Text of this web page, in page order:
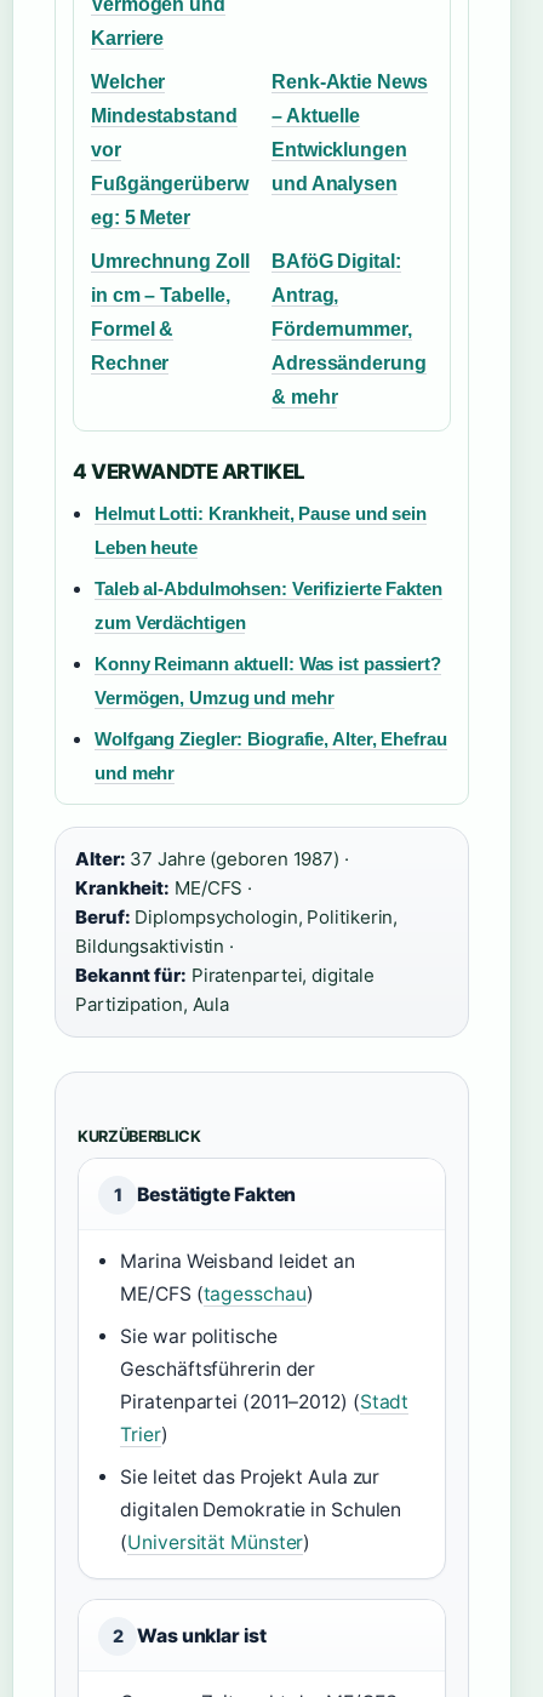
Vermögen und
Karriere
Welcher
Mindestabstand
vor
Fußgängerüberw
eg: 5 Meter
Renk-Aktie News
– Aktuelle
Entwicklungen
und Analysen
Umrechnung Zoll
in cm – Tabelle,
Formel &
Rechner
BAföG Digital:
Antrag,
Fördernummer,
Adressänderung
& mehr
4 VERWANDTE ARTIKEL
Helmut Lotti: Krankheit, Pause und sein
Leben heute
Taleb al-Abdulmohsen: Verifizierte Fakten
zum Verdächtigen
Konny Reimann aktuell: Was ist passiert?
Vermögen, Umzug und mehr
Wolfgang Ziegler: Biografie, Alter, Ehefrau
und mehr
Alter: 37 Jahre (geboren 1987) ·
Krankheit: ME/CFS ·
Beruf: Diplompsychologin, Politikerin,
Bildungsaktivistin ·
Bekannt für: Piratenpartei, digitale
Partizipation, Aula
KURZÜBERBLICK
1 Bestätigte Fakten
Marina Weisband leidet an
ME/CFS (tagesschau)
Sie war politische
Geschäftsführerin der
Piratenpartei (2011–2012) (Stadt
Trier)
Sie leitet das Projekt Aula zur
digitalen Demokratie in Schulen
(Universität Münster)
2 Was unklar ist